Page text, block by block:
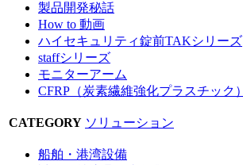
製品開発秘話
How to 動画
ハイセキュリティ錠前TAKシリーズ
staffシリーズ
モニターアーム
CFRP（炭素繊維強化プラスチック）
CATEGORY ソリューション
船舶・港湾設備